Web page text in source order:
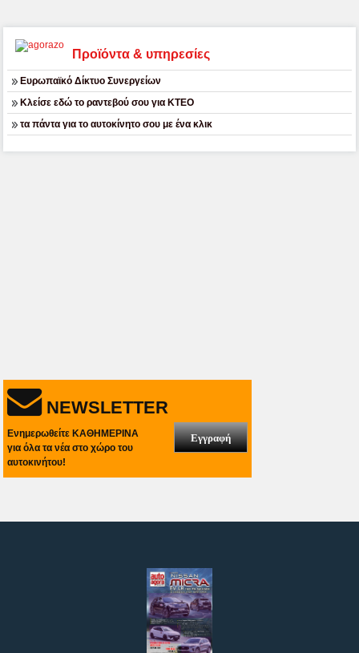
Προϊόντα & υπηρεσίες
Ευρωπαϊκό Δίκτυο Συνεργείων
Κλείσε εδώ το ραντεβού σου για ΚΤΕΟ
τα πάντα για το αυτοκίνητο σου με ένα κλικ
NEWSLETTER
Ενημερωθείτε ΚΑΘΗΜΕΡΙΝΑ
για όλα τα νέα στο χώρο του
αυτοκινήτου!
Εγγραφή